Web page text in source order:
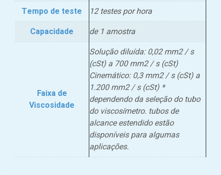
Tempo de teste
12 testes por hora
Capacidade
de 1 amostra
Faixa de
Viscosidade
Solução diluída: 0,02 mm2 / s
(cSt) a 700 mm2 / s (cSt)
Cinemático: 0,3 mm2 / s (cSt) a
1.200 mm2 / s (cSt) *
dependendo da seleção do tubo
do viscosímetro. tubos de
alcance estendido estão
disponíveis para algumas
aplicações.